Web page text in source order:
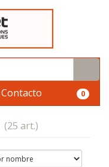
Contacto 0
(25 art.)